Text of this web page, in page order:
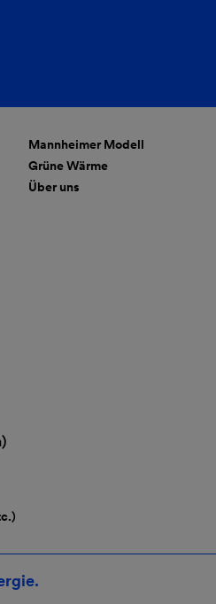
Mannheimer Modell
Grüne Wärme
Über uns